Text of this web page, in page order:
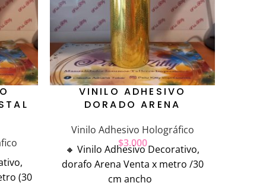
(30
VINILO ADHESIVO
DORADO ARENA
Vinilo Adhesivo Holográfico
$3.000
🔸️ Vinilo Adhesivo Decorativo,
dorafo Arena Venta x metro /30
cm ancho